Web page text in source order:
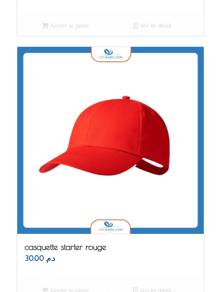
Ajouter au panier Voir les détails
casquette starter rouge
د.م. 30.00
Ajouter au panier Voir les détails